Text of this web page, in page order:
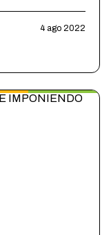
4 ago 2022